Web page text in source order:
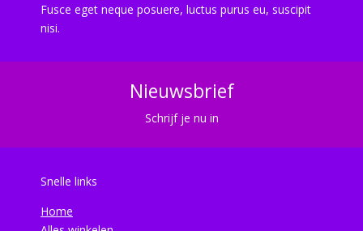
Fusce eget neque posuere, luctus purus eu, suscipit
nisi.
Nieuwsbrief
Schrijf je nu in
Snelle links
Home